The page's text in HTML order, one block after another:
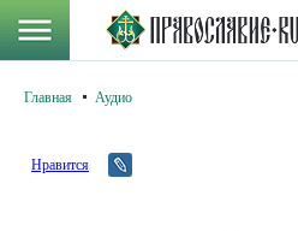
Главная Аудио
Нравится